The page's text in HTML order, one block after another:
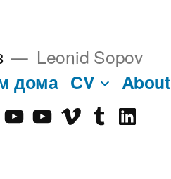
Leonid Sopov
дома CV About
Youtube
Old Vimeotumblrlinkedin